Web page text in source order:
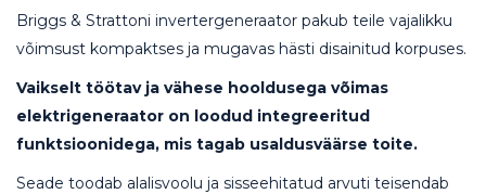
Briggs & Strattoni invertergeneraator pakub teile vajalikku
võimsust kompaktses ja mugavas hästi disainitud korpuses.
Vaikselt töötav ja vähese hooldusega võimas
elektrigeneraator on loodud integreeritud
funktsioonidega, mis tagab usaldusväärse toite.
Seade toodab alalisvoolu ja sisseehitatud arvuti teisendab